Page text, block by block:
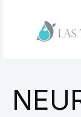
contenido